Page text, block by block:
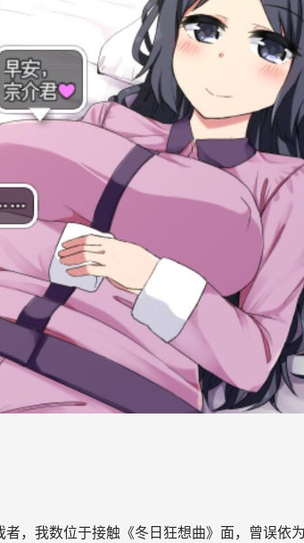
，我数位于接触《冬日狂想曲》面，曾误依